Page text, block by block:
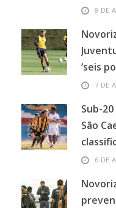
8 DE
‘seis
7 DE
Sub-
São
6 DE